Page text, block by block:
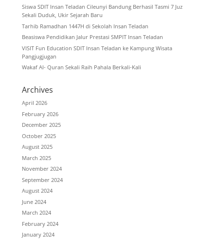
Siswa SDIT Insan Teladan Cileunyi Bandung Berhasil Tasmi 7 Juz
Sekali Duduk, Ukir Sejarah Baru
Tarhib Ramadhan 1447H di Sekolah Insan Teladan
Beasiswa Pendidikan Jalur Prestasi SMPIT Insan Teladan
VISIT Fun Education SDIT Insan Teladan ke Kampung Wisata
Pangjugjugan
Wakaf Al- Quran Sekali Raih Pahala Berkali-Kali
Archives
April 2026
February 2026
December 2025
October 2025
August 2025
March 2025
November 2024
September 2024
August 2024
June 2024
March 2024
February 2024
January 2024